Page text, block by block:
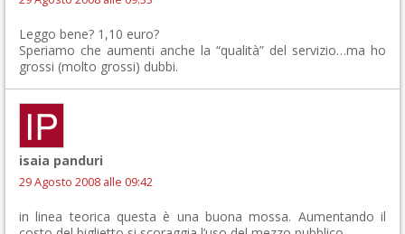
Leggo bene? 1,10 euro?
Speriamo che aumenti anche la “qualità” del servizio…ma ho
grossi (molto grossi) dubbi.
isaia panduri
29 Agosto 2008 alle 09:42
in linea teorica questa è una buona mossa. Aumentando il